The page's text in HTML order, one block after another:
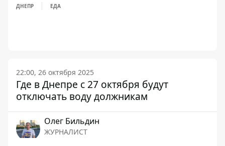
ДНЕПР ЕДА
22:00, 26 октября 2025
Где в Днепре с 27 октября будут
отключать воду должникам
Олег Бильдин
ЖУРНАЛИСТ